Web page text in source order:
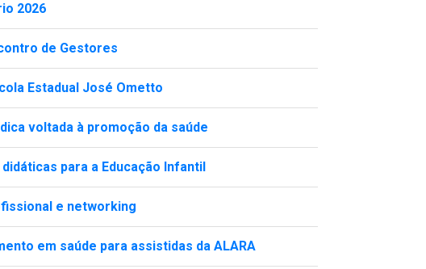
2026
de Gestores
Estadual José Ometto
voltada à promoção da saúde
para a Educação Infantil
e networking
em saúde para assistidas da ALARA